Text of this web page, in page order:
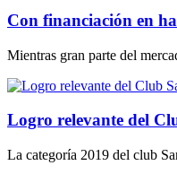
Con financiación en
Mientras gran parte del
Logro relevante del
La categoría 2019 del club